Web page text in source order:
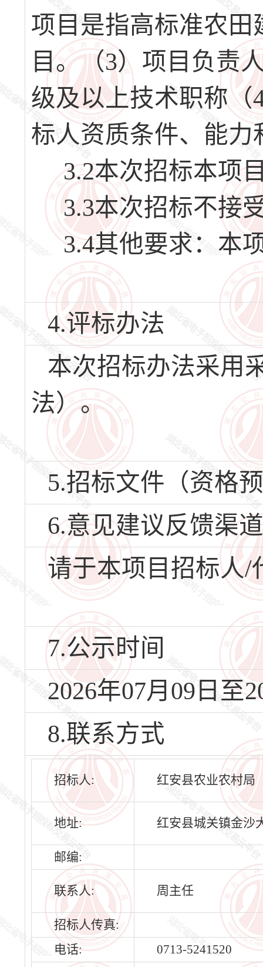
项目是指高标准农
目。（3）项目负责
级及以上技术职称
标人资质条件、能力
3.2本次招标本项
3.3本次招标不接
3.4其他要求：本
4.评标办法
本次招标办法采用
法）。
5.招标文件（资格
6.意见建议反馈渠道
请于本项目招标人/
7.公示时间
2026年07月09日至
8.联系方式
招标人: 红安县农业农村局
地址: 红安县城关镇金沙
邮编:
联系人: 周主任
招标人传真:
电话:
0713-5241520